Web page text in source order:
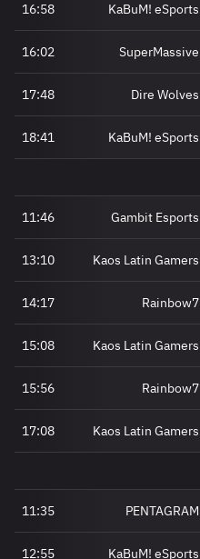
16:58 KaBuM! eSports
16:02 SuperMassive
17:48 Dire Wolves
18:41 KaBuM! eSports
11:46 Gambit Esports
13:10 Kaos Latin Gamers
14:17 Rainbow7
15:08 Kaos Latin Gamers
15:56 Rainbow7
17:08 Kaos Latin Gamers
11:35 PENTAGRAM
12:55 KaBuM! eSports